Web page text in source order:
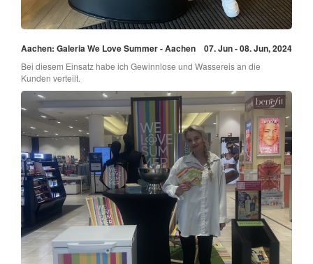
Aachen: Galeria We Love Summer - Aachen 07. Jun - 08. Jun, 2024
Bei diesem Einsatz habe ich Gewinnlose und Wassereis an die
Kunden verteilt.